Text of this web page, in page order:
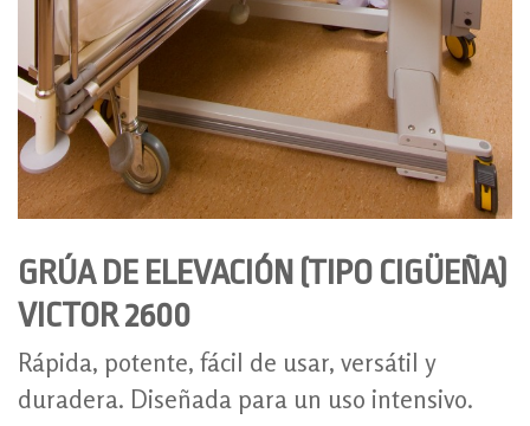
GRÚA DE ELEVACIÓN (TIPO CIGÜEÑA)
VICTOR 2600
Rápida, potente, fácil de usar, versátil y
duradera. Diseñada para un uso intensivo.